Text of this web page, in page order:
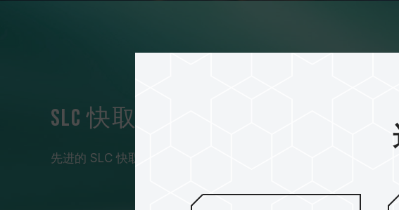
SLC 快取演算技术，四倍提升
先进的 SLC 快取演算技术，轻松突破传统硬盘